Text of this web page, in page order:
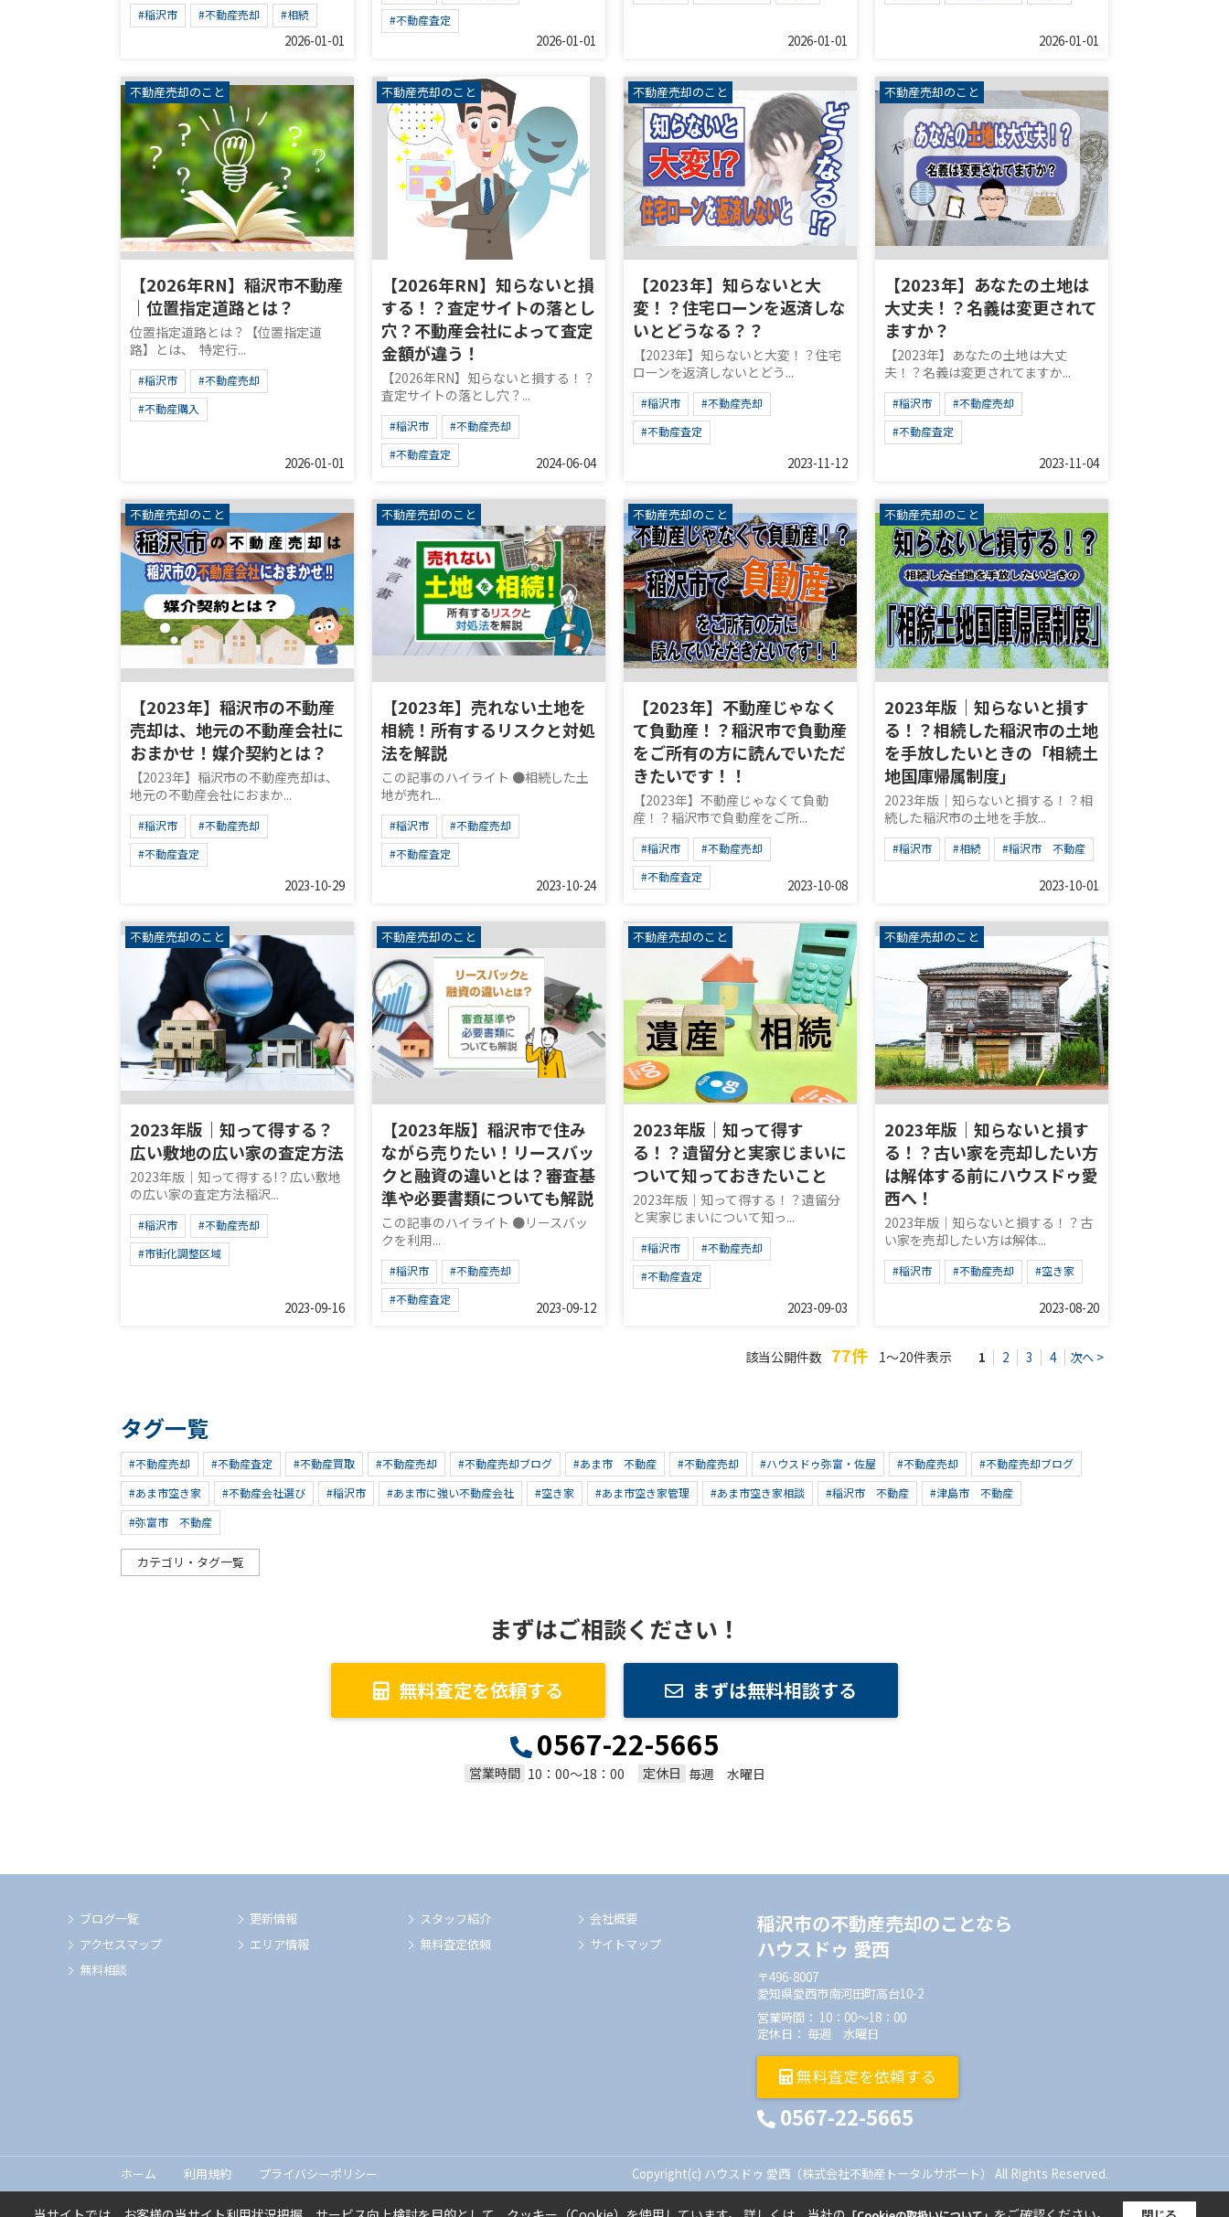
#稲沢市 #不動産売却 #相続
2026-01-01
#不動産査定
2026-01-01 2026-01-01 2026-01-01
不動産売却のこと
【2026年RN】稲沢市不動産
｜位置指定道路とは？
位置指定道路とは？【位置指定道
路】とは、 特定行...
#稲沢市
#不動産売却
#不動産購入
2026-01-01
不動産売却のこと
【2026年RN】知らないと損
する！？査定サイトの落とし
穴？不動産会社によって査定
金額が違う！
【2026年RN】知らないと損する！？
査定サイトの落とし穴？...
#稲沢市
#不動産売却
#不動産査定
2024-06-04
不動産売却のこと
【2023年】知らないと大
変！？住宅ローンを返済しな
いとどうなる？？
【2023年】知らないと大変！？住宅
ローンを返済しないとどう...
#稲沢市
#不動産売却
#不動産査定
2023-11-12
不動産売却のこと
【2023年】あなたの土地は
大丈夫！？名義は変更されて
ますか？
【2023年】あなたの土地は大丈
夫！？名義は変更されてますか...
#稲沢市
#不動産売却
#不動産査定
2023-11-04
不動産売却のこと
【2023年】稲沢市の不動産
売却は、地元の不動産会社に
おまかせ！媒介契約とは？
【2023年】稲沢市の不動産売却は、
地元の不動産会社におまか...
#稲沢市
#不動産売却
#不動産査定
2023-10-29
不動産売却のこと
【2023年】売れない土地を
相続！所有するリスクと対処
法を解説
この記事のハイライト ●相続した土
地が売れ...
#稲沢市
#不動産売却
#不動産査定
2023-10-24
不動産売却のこと
【2023年】不動産じゃなく
て負動産！？稲沢市で負動産
をご所有の方に読んでいただ
きたいです！！
【2023年】不動産じゃなくて負動
産！？稲沢市で負動産をご所...
#稲沢市
#不動産売却
#不動産査定
2023-10-08
不動産売却のこと
2023年版｜知らないと損す
る！？相続した稲沢市の土地
を手放したいときの「相続土
地国庫帰属制度」
2023年版｜知らないと損する！？相
続した稲沢市の土地を手放...
#稲沢市 #相続 #稲沢市 不動産
2023-10-01
不動産売却のこと
2023年版｜知って得する？
広い敷地の広い家の査定方法
2023年版｜知って得する!？広い敷地
の広い家の査定方法稲沢...
#稲沢市
#不動産売却
#市街化調整区域
2023-09-16
不動産売却のこと
【2023年版】稲沢市で住み
ながら売りたい！リースバッ
クと融資の違いとは？審査基
準や必要書類についても解説
この記事のハイライト ●リースバッ
クを利用...
#稲沢市
#不動産売却
#不動産査定
2023-09-12
不動産売却のこと
2023年版｜知って得す
る！？遺留分と実家じまいに
ついて知っておきたいこと
2023年版｜知って得する！？遺留分
と実家じまいについて知っ...
#稲沢市
#不動産売却
#不動産査定
2023-09-03
不動産売却のこと
2023年版｜知らないと損す
る！？古い家を売却したい方
は解体する前にハウスドゥ愛
西へ！
2023年版｜知らないと損する！？古
い家を売却したい方は解体...
#稲沢市 #不動産売却 #空き家
2023-08-20
該当公開件数 77件 1～20件表示 1 2 3 4 次へ >
タグ一覧
#不動産売却 #不動産査定 #不動産買取 #不動産売却 #不動産売却ブログ #あま市 不動産 #不動産売却 #ハウスドゥ弥富・佐屋 #不動産売却
#不動産売却ブログ
#あま市空き家
#不動産会社選び #稲沢市 #あま市に強い不動産会社 #空き家 #あま市空き家管理 #あま市空き家相談 #稲沢市 不動産
#津島市 不動産
#弥富市 不動産
カテゴリ・タグ一覧
まずはご相談ください！
無料査定を依頼する まずは無料相談する
0567-22-5665
営業時間 10：00～18：00 定休日 毎週 水曜日
ブログ一覧
アクセスマップ
無料相談
更新情報
エリア情報
スタッフ紹介
無料査定依頼
会社概要
サイトマップ
稲沢市の不動産売却のことなら
ハウスドゥ 愛西
〒496-8007
愛知県愛西市南河田町高台10-2
営業時間： 10：00～18：00
定休日： 毎週 水曜日
無料査定を依頼する
0567-22-5665
ホーム 利用規約 プライバシーポリシー Copyright(c) ハウスドゥ 愛西（株式会社不動産トータルサポート） All Rights Reserved.